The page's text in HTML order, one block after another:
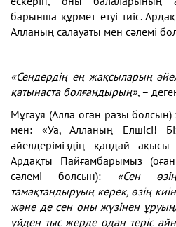
барынша құрмет етуі тиіс.
Алланың салауаты мен сәлемі
«Сендердің ең жақсыларың
қатынаста болғандырың», –
Мұғауя (Алла оған разы болсын)
мен: «Уа, Алланың Елшісі!
әйелдеріміздің қандай
Ардақты Пайғамбарымыз
сәлемі болсын): «Сен
тамақтандыруың керек, өзің
және де сен оны жүзінен
үйден тыс жерде одан теріс